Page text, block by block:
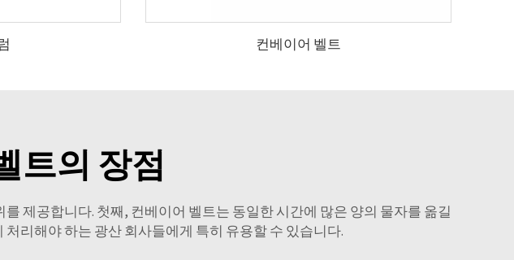
컨베이어 벨트
트의 장점
제공합니다. 첫째, 컨베이어 벨트는 동일한 시간에 많은 양의 물자를 옮길
리해야 하는 광산 회사들에게 특히 유용할 수 있습니다.